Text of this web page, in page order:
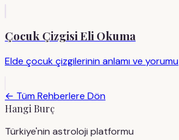
Çocuk Çizgisi Eli Okuma
Elde çocuk çizgilerinin anlamı ve yorumu
← Tüm Rehberlere Dön
Hangi Burç
Türkiye'nin astroloji platformu